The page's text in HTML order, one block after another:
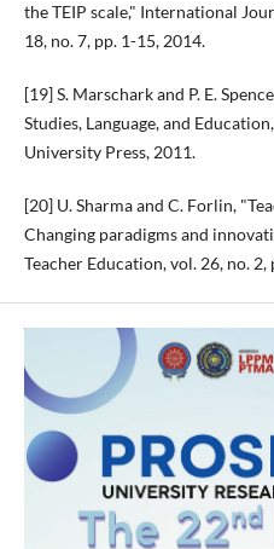
the TEIP scale," International
18, no. 7, pp. 1-15, 2014.
[19] S. Marschark and P. E.
Studies, Language, and
University Press, 2011.
[20] U. Sharma and C. Forlin,
Changing paradigms and
Teacher Education, vol. 26, no.